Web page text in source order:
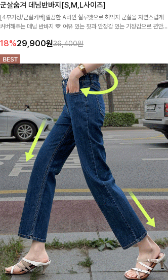
군살숨겨 데님반바지[S,M,L사이즈]
[4부기장/군살커버]깔끔한 A라인 실루엣으로 허벅지 군살을 자연스럽게
커버해주는 데님 반바지 💙 여유 있는 핏과 안정감 있는 기장감으로 편안하
18%29,900원36,400원